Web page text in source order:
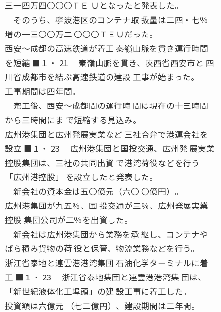
三一四万四〇〇〇ＴＥ Ｕとなったと発表した。
そのうち、寧波港区のコンテナ取 扱量は二四・七％
増の一三〇〇万二 〇〇〇ＴＥＵだった。
西安〜成都の高速鉄道が着工 秦嶺山脈を貫き運行時間
を短縮 ■１・ 21 秦嶺山脈を貫き、陝西省西安市と 四
川省成都市を結ぶ高速鉄道の建設 工事が始まった。
工事期間は四年間。
完工後、西安〜成都間の運行時 間は現在の十三時間
から三時間にま で短縮する見込み。
広州港集団と広州発展実業など 三社合弁で港運会社を
設立 ■１・ 23 広州港集団と国投交通、広州発 展実業
控股集団は、三社の共同出資 で港湾荷役などを行う
「広州港控股」 を設立したと発表した。
新会社の資本金は五〇億元（六〇 〇億円）。
広州港集団が九五％、国 投交通が三％、広州発展実業
控股 集団公司が二％を出資した。
新会社は広州港集団から業務を承 継し、コンテナや
ばら積み貨物の荷 役と保管、物流業務などを行う。
浙江省泰地と連雲港港湾集団 石油化学ターミナルに着
工 ■１・ 23 浙江省泰地集団と連雲港港湾集 団は、
「新世紀液体化工埠頭」の建 設工事に着工した。
投資額は六億元 （七二億円）、建設期間は二年間。